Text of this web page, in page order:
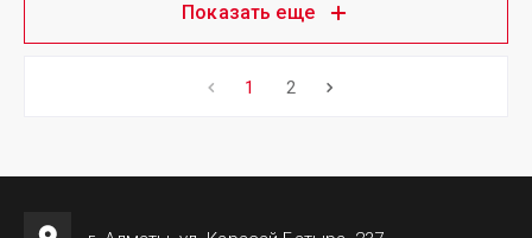
Показать еще
1 2